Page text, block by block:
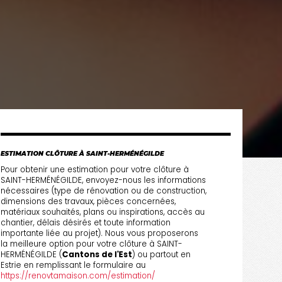
ESTIMATION CLÔTURE À SAINT-HERMÉNÉGILDE
Pour obtenir une estimation pour votre clôture à
SAINT-HERMÉNÉGILDE, envoyez-nous les informations
nécessaires (type de rénovation ou de construction,
dimensions des travaux, pièces concernées,
matériaux souhaités, plans ou inspirations, accès au
chantier, délais désirés et toute information
importante liée au projet). Nous vous proposerons
la meilleure option pour votre clôture à SAINT-
HERMÉNÉGILDE (Cantons de l'Est) ou partout en
Estrie en remplissant le formulaire au
https://renovtamaison.com/estimation/